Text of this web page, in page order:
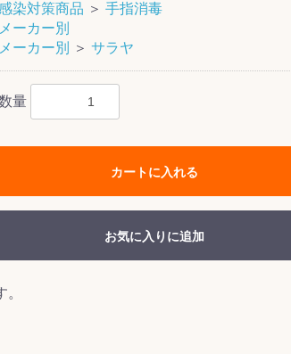
染対策商品 ＞ 手指消毒
メーカー別
メーカー別
＞ サラヤ
量
カートに入れる
お気に入りに追加